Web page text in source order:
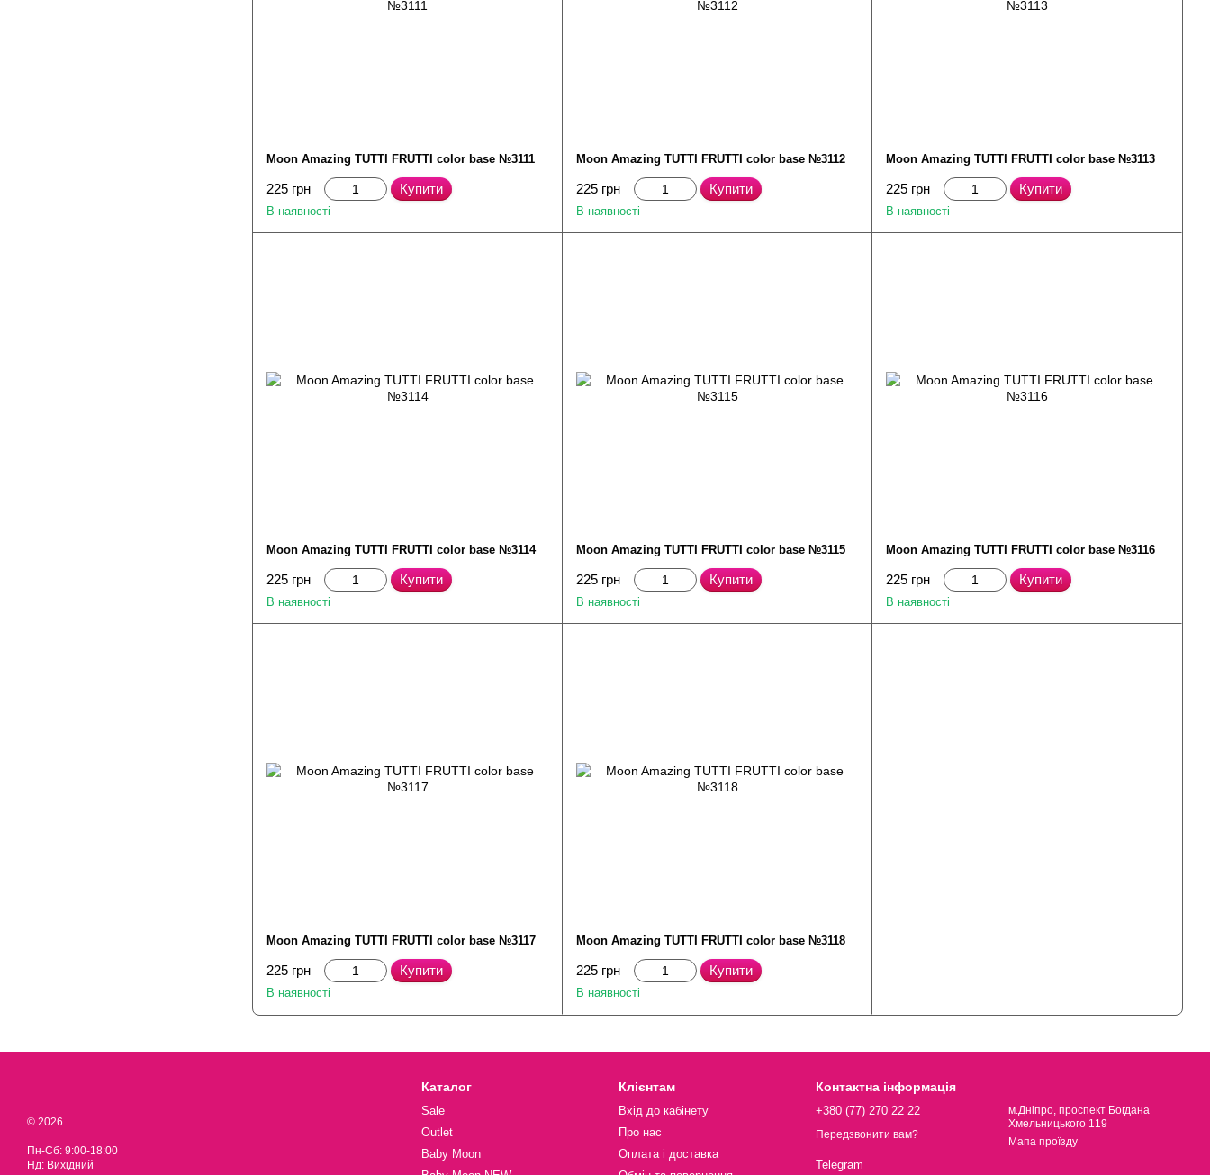
Moon Amazing TUTTI FRUTTI color base №3111
225 грн Купити
В наявності
Moon Amazing TUTTI FRUTTI color base №3112
225 грн Купити
В наявності
Moon Amazing TUTTI FRUTTI color base №3113
225 грн Купити
В наявності
Moon Amazing TUTTI FRUTTI color base №3114
225 грн Купити
В наявності
Moon Amazing TUTTI FRUTTI color base №3115
225 грн Купити
В наявності
Moon Amazing TUTTI FRUTTI color base №3116
225 грн Купити
В наявності
Moon Amazing TUTTI FRUTTI color base №3117
225 грн Купити
В наявності
Moon Amazing TUTTI FRUTTI color base №3118
225 грн Купити
В наявності
© 2026
Пн-Сб: 9:00-18:00
Нд: Вихідний
Каталог
Sale
Outlet
Baby Moon
Клієнтам
Вхід до кабінету
Про нас
Оплата і доставка
Контактна інформація
+380 (77) 270 22 22
Передзвонити вам?
Telegram
м.Дніпро, проспект Богдана
Хмельницького 119
Мапа проїзду